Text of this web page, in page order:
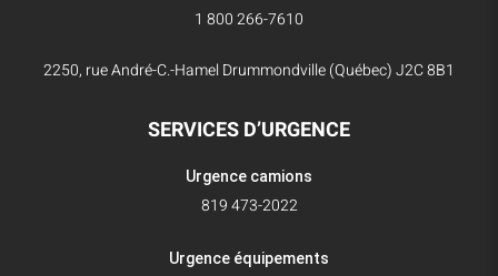
1 800 266-7610
2250, rue André-C.-Hamel Drummondville (Québec) J2C 8B1
SERVICES D’URGENCE
Urgence camions
819 473-2022
Urgence équipements